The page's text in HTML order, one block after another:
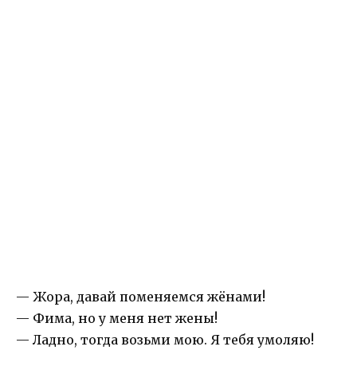
— Жора, давай поменяемся жёнами!
— Фима, но у меня нет жены!
— Ладно, тогда возьми мою. Я тебя умоляю!